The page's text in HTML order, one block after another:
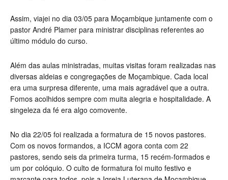
Assim, viajei no dia 03/05 para Moçambique juntamente com o
pastor André Plamer para ministrar disciplinas referentes ao
último módulo do curso.
Além das aulas ministradas, muitas visitas foram realizadas nas
diversas aldeias e congregações de Moçambique. Cada local
era uma surpresa diferente, uma mais agradável que a outra.
Fomos acolhidos sempre com muita alegria e hospitalidade. A
singeleza da fé era algo comovente.
No dia 22/05 foi realizada a formatura de 15 novos pastores.
Com os novos formandos, a ICCM agora conta com 22
pastores, sendo seis da primeira turma, 15 recém-formados e
um por colóquio. O culto de formatura foi muito festivo e